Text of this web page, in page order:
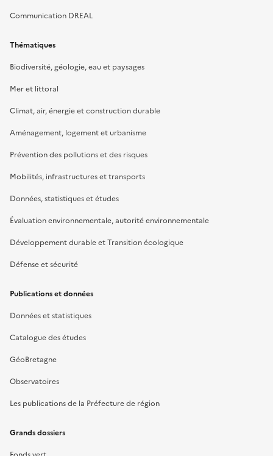
Communication DREAL
Thématiques
Biodiversité, géologie, eau et paysages
Mer et littoral
Climat, air, énergie et construction durable
Aménagement, logement et urbanisme
Prévention des pollutions et des risques
Mobilités, infrastructures et transports
Données, statistiques et études
Évaluation environnementale, autorité environnementale
Développement durable et Transition écologique
Défense et sécurité
Publications et données
Données et statistiques
Catalogue des études
GéoBretagne
Observatoires
Les publications de la Préfecture de région
Grands dossiers